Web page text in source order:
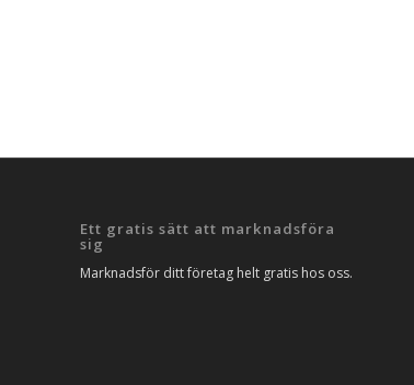
Ett gratis sätt att marknadsföra
sig
Marknadsför ditt företag helt gratis hos oss.